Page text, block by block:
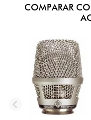
COMPARAR